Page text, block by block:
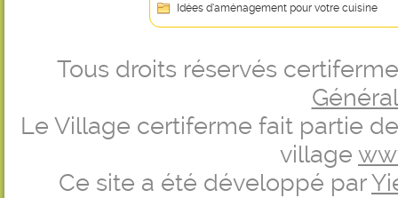
Idées d’aménagement pour votre cuisine
Tous droits réservés
Le Village certiferme fait partie
village
Ce site a été développé par